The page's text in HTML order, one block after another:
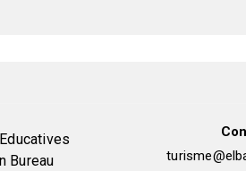
Bureau